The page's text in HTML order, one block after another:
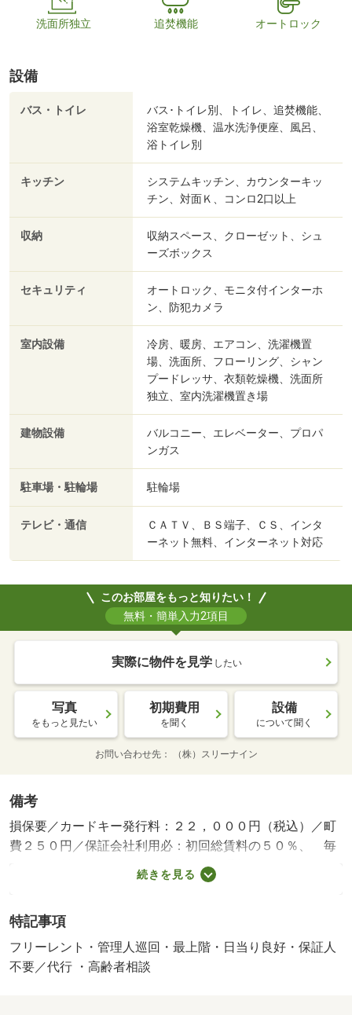
洗面所独立 追焚機能 オートロック
設備
バス・トイレ
バス･トイレ別、トイレ、追焚機能、
浴室乾燥機、温水洗浄便座、風呂、
浴トイレ別
キッチン
システムキッチン、カウンターキッ
チン、対面Ｋ、コンロ2口以上
収納
収納スペース、クローゼット、シュ
ーズボックス
セキュリティ
オートロック、モニタ付インターホ
ン、防犯カメラ
室内設備
冷房、暖房、エアコン、洗濯機置
場、洗面所、フローリング、シャン
プードレッサ、衣類乾燥機、洗面所
独立、室内洗濯機置き場
建物設備
バルコニー、エレベーター、プロパ
ンガス
駐車場・駐輪場 駐輪場
テレビ・通信
ＣＡＴＶ、ＢＳ端子、ＣＳ、インタ
ーネット無料、インターネット対応
このお部屋をもっと知りたい！
無料・簡単入力2項目
実際に物件を見学 したい
写真
をもっと見たい
初期費用
を聞く
設備
について聞く
お問い合わせ先 （株）スリーナイン
備考
損保要／カードキー発行料：２２，０００円（税込）／町
費２５０円／保証会社利用必：初回総賃料の５０％、 毎
月総額賃料 １．５％の保証料／仲介手数料９．３５万円
／フリーレント利用時、短期解約違約金が１年未満での解
の違約金に変更になりますフリーレント１ヶ月／更新事務
手数料：２２，０００円（税込） 初回設定費用：１
１，０００円（税込）で月額インターネット使用料無料で
続きを見る
特記事項
フリーレント・管理人巡回・最上階・日当り良好・保証人
不要／代行 ・高齢者相談